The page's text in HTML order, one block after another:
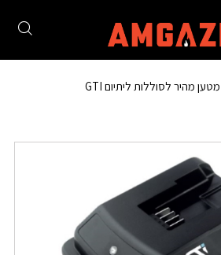
מטען מהיר לסוללות ליתיום GTI